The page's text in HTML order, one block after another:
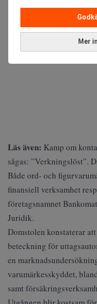
Mer
Läs även: Kamp om
sågas: ”Verkningslöst”.
Både ord- och
finansiell verksamhet
företagsnamnet
Juridik.
Domstolen konstaterar
beteckning för
en
varumärkesskyddet,
samt